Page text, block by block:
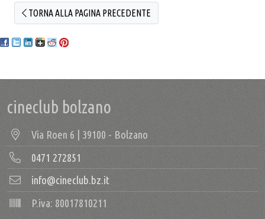
TORNA ALLA PAGINA PRECEDENTE
cineclub bolzano
Via Roen 6 | 39100 - Bolzano
0471 272851
info@cineclub.bz.it
P.iva: 80017810211